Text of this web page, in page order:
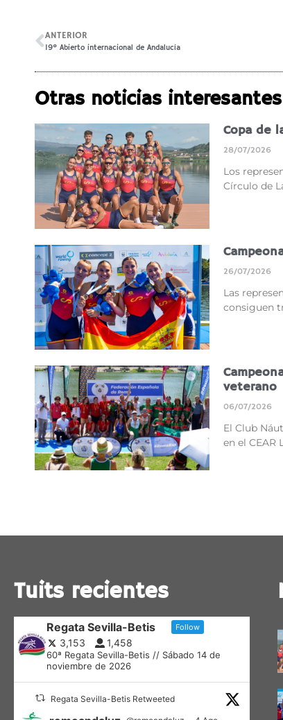
ANTERIOR
19º Abierto internacional de Andalucía
Otras noticias interesantes
Copa de
28/07/2026
Los
Círculo de
26/07/2026
Las
consiguen
veterano
06/07/2026
El Club
en el CEAR
Tuits recientes
Regata Sevilla-Betis Follow
3,153 1,458
60ª Regata Sevilla-Betis // Sábado 14 de
noviembre de 2026
Regata Sevilla-Betis Retweeted